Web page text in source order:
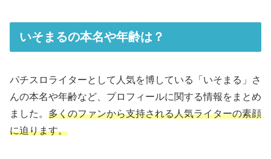
いそまるの本名や年齢は？
パチスロライターとして人気を博している「いそまる」さ
んの本名や年齢など、プロフィールに関する情報をまとめ
ました。 多くのファンから支持される人気ライターの素顔
に迫ります。